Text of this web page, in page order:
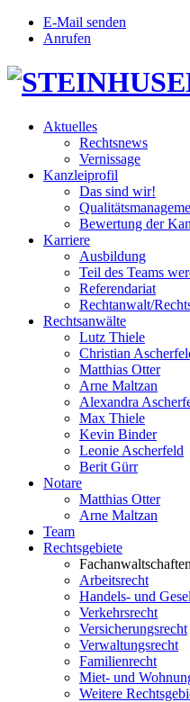
E-Mail senden
Anrufen
Aktuelles
Rechtsnews
Vernissage
Kanzleiprofil
Das sind wir!
Bewertung der
Karriere
Ausbildung
Teil des Teams
Referendariat
Rechtanwalt/
Rechtsanwälte
Lutz Thiele
Christian
Matthias Otter
Arne Maltzan
Alexandra
Max Thiele
Kevin Binder
Leonie Ascherfeld
Berit Gürr
Notare
Matthias Otter
Arne Maltzan
Team
Rechtsgebiete
Fachanwaltschaften
Arbeitsrecht
Handels- und
Verkehrsrecht
Versicherungsrecht
Verwaltungsrecht
Familienrecht
Miet- und
Weitere